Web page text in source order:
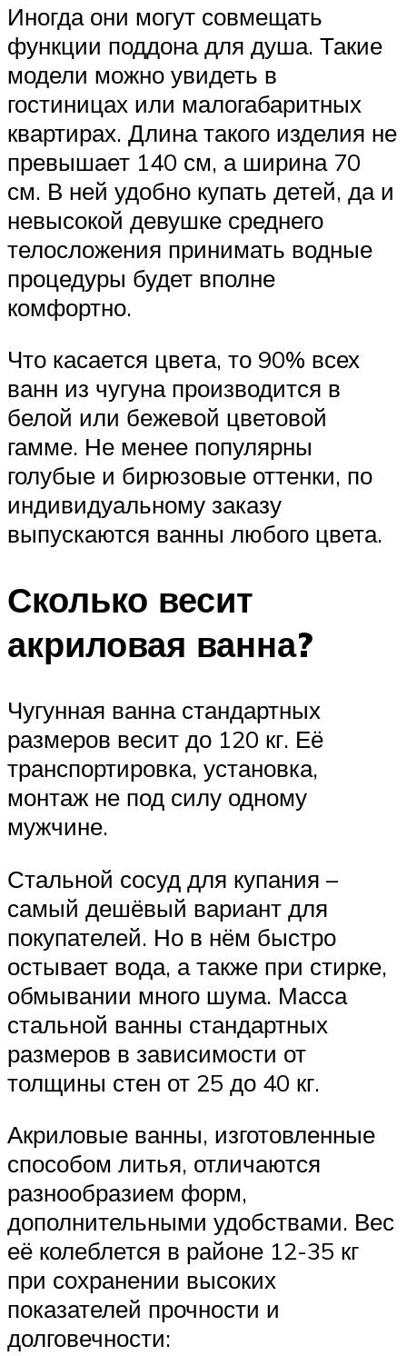
Иногда они могут совмещать
функции поддона для душа. Такие
модели можно увидеть в
гостиницах или малогабаритных
квартирах. Длина такого изделия не
превышает 140 см, а ширина 70
см. В ней удобно купать детей, да и
невысокой девушке среднего
телосложения принимать водные
процедуры будет вполне
комфортно.
Что касается цвета, то 90% всех
ванн из чугуна производится в
белой или бежевой цветовой
гамме. Не менее популярны
голубые и бирюзовые оттенки, по
индивидуальному заказу
выпускаются ванны любого цвета.
Сколько весит
акриловая ванна?
Чугунная ванна стандартных
размеров весит до 120 кг. Её
транспортировка, установка,
монтаж не под силу одному
мужчине.
Стальной сосуд для купания –
самый дешёвый вариант для
покупателей. Но в нём быстро
остывает вода, а также при стирке,
обмывании много шума. Масса
стальной ванны стандартных
размеров в зависимости от
толщины стен от 25 до 40 кг.
Акриловые ванны, изготовленные
способом литья, отличаются
разнообразием форм,
дополнительными удобствами. Вес
её колеблется в районе 12-35 кг
при сохранении высоких
показателей прочности и
долговечности: